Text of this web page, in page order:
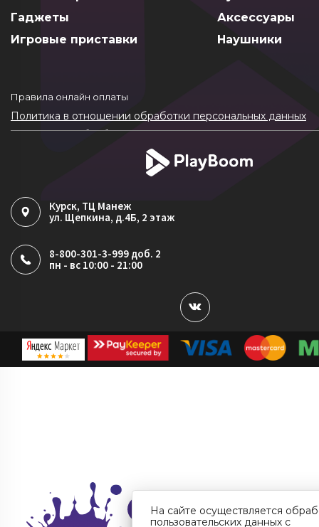
Гаджеты
Аксессуары
Игровые приставки
Наушники
Правила онлайн оплаты
Политика в отношении обработки персональных данных
Согласие на обработку ПДн
Политика обработки файлов cookie
Курск, ТЦ Манеж
ул. Щепкина, д.4Б, 2 этаж
8-800-301-3-999 доб. 2
пн - вс 10:00 - 21:00
На сайте осуществляется
пользовательских данных с